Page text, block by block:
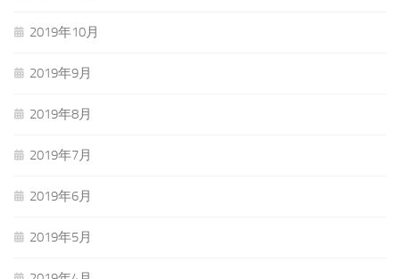
2019年10月
2019年9月
2019年8月
2019年7月
2019年6月
2019年5月